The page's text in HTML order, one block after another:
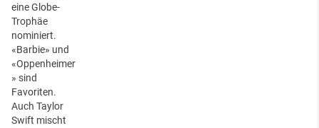
eine Globe-
Trophäe
nominiert.
«Barbie» und
«Oppenheimer
» sind
Favoriten.
Auch Taylor
Swift mischt